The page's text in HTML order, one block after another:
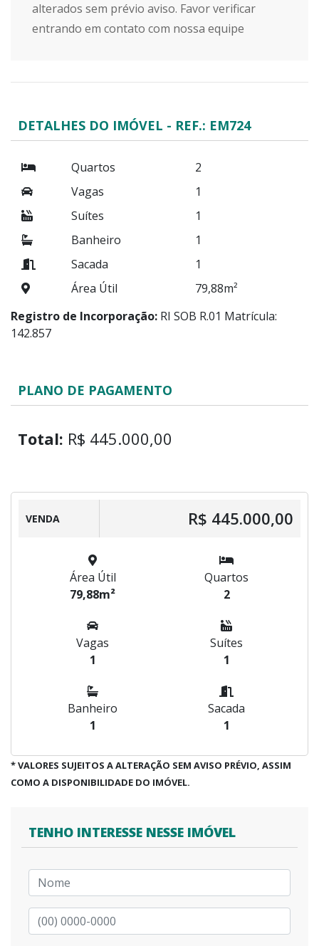
alterados sem prévio aviso. Favor verificar
entrando em contato com nossa equipe
DETALHES DO IMÓVEL - REF.: EM724
Quartos
2
Vagas
1
Suítes
1
Banheiro
1
Sacada
1
Área Útil
79,88m²
Registro de Incorporação: RI SOB R.01 Matrícula:
142.857
PLANO DE PAGAMENTO
Total: R$ 445.000,00
VENDA R$ 445.000,00
Área Útil
79,88m²
Quartos
2
Vagas
1
Suítes
1
Banheiro
1
Sacada
1
* VALORES SUJEITOS A ALTERAÇÃO SEM AVISO PRÉVIO, ASSIM
COMO A DISPONIBILIDADE DO IMÓVEL.
TENHO INTERESSE NESSE IMÓVEL